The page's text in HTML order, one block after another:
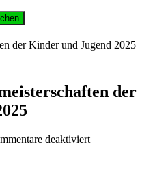
der Kinder und Jugend 2025
der
deaktiviertfür